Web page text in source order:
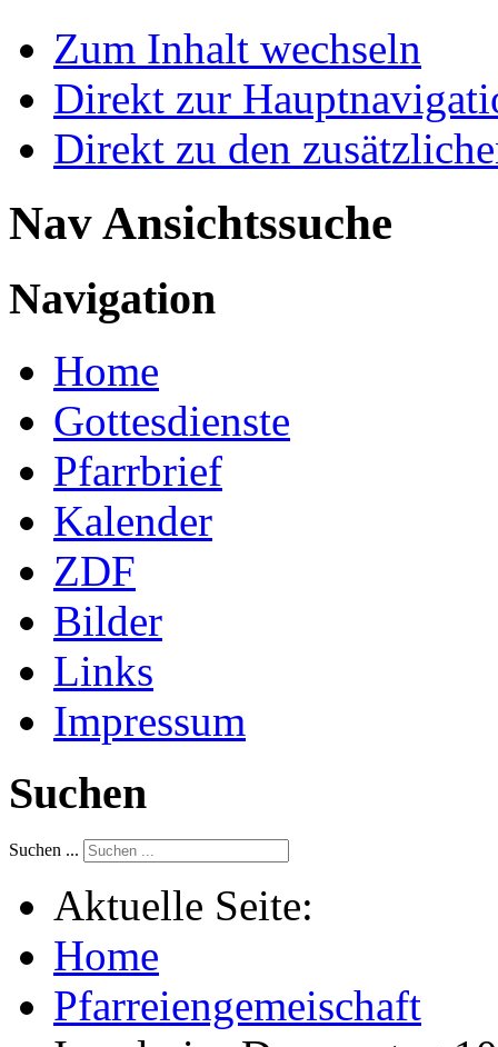
Zum Inhalt wechseln
Direkt zur
Direkt zu den
Nav Ansichtssuche
Navigation
Home
Gottesdienste
Pfarrbrief
Kalender
ZDF
Bilder
Links
Impressum
Suchen
Suchen ...
Aktuelle Seite:
Home
Pfarreiengemeischaft